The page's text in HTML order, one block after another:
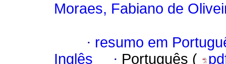
Moraes, Fabiano de
· resumo em
Inglês
· Português (